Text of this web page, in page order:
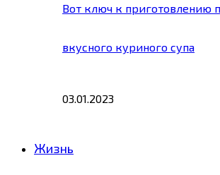
Вот ключ к приготовлению
вкусного куриного супа
03.01.2023
Жизнь